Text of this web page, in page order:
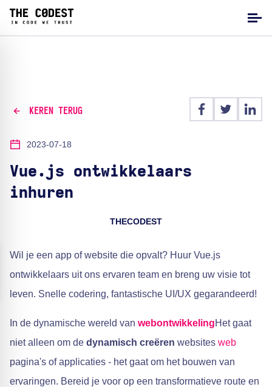
KEREN TERUG
2023-07-18
Vue.js ontwikkelaars
inhuren
THECODEST
Wil je een app of website die opvalt? Huur Vue.js
ontwikkelaars uit ons ervaren team en breng uw visie tot
leven. Snelle codering, fantastische UI/UX gegarandeerd!
In de dynamische wereld van webontwikkelingHet gaat
niet alleen om de dynamisch creëren websites web
pagina's of applicaties - het gaat om het bouwen van
ervaringen. Bereid je voor op een transformatieve route en